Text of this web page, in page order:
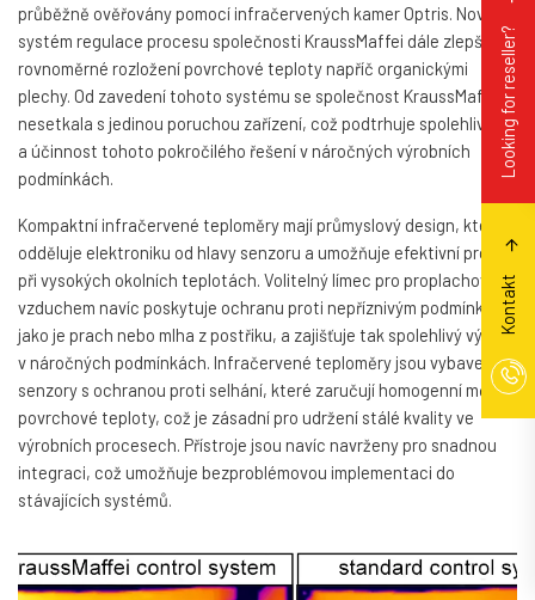
průběžně ověřovány pomocí infračervených kamer Optris. Nový
systém regulace procesu společnosti KraussMaffei dále zlepšuje
rovnoměrné rozložení povrchové teploty napříč organickými
plechy. Od zavedení tohoto systému se společnost KraussMaffei
nesetkala s jedinou poruchou zařízení, což podtrhuje spolehlivost
a účinnost tohoto pokročilého řešení v náročných výrobních
podmínkách.
Kompaktní infračervené teploměry mají průmyslový design, který
odděluje elektroniku od hlavy senzoru a umožňuje efektivní provoz
při vysokých okolních teplotách. Volitelný límec pro proplachování
vzduchem navíc poskytuje ochranu proti nepříznivým podmínkám,
jako je prach nebo mlha z postřiku, a zajišťuje tak spolehlivý výkon i
v náročných podmínkách. Infračervené teploměry jsou vybaveny
senzory s ochranou proti selhání, které zaručují homogenní měření
povrchové teploty, což je zásadní pro udržení stálé kvality ve
výrobních procesech. Přístroje jsou navíc navrženy pro snadnou
integraci, což umožňuje bezproblémovou implementaci do
stávajících systémů.
Kontakt
Looking for reseller?